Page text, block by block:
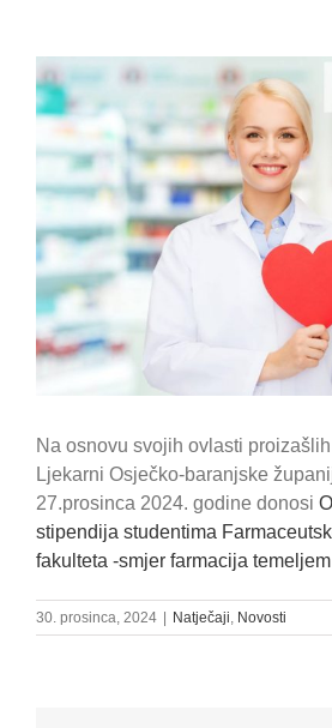
Na osnovu svojih ovlasti
Ljekarni Osječko-baranjske
27.prosinca 2024. godine donosi
stipendija studentima
fakulteta -smjer farmacija
30. prosinca, 2024 Natječaji, Novosti